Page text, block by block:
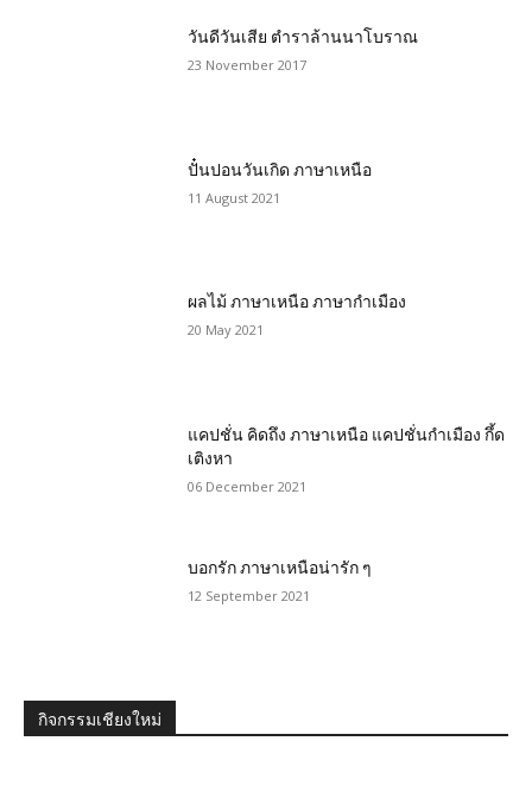
วันดีวันเสีย ตำราล้านนาโบราณ
23 November 2017
ปั๋นปอนวันเกิด ภาษาเหนือ
11 August 2021
ผลไม้ ภาษาเหนือ ภาษากำเมือง
20 May 2021
แคปชั่น คิดถึง ภาษาเหนือ แคปชั่นกำเมือง กึ้ด
เติงหา
06 December 2021
บอกรัก ภาษาเหนือน่ารัก ๆ
12 September 2021
กิจกรรมเชียงใหม่